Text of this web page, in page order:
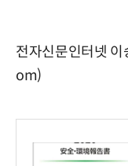
전자신문인터넷
om)